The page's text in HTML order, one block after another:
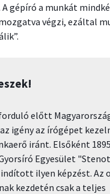
gépíró a munkát
végzi, ezáltal
előtt
igény az írógépet
iránt. Elsőként
Egyesület
ilyen képzést. Az
kezdetén csak a teljes